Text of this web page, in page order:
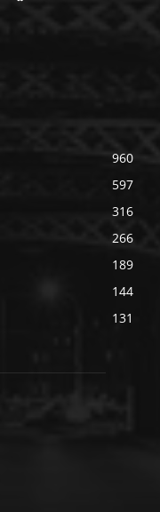
960
597
316
266
189
144
131